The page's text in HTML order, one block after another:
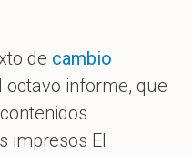
de cambio
octavo informe, que
impresos El